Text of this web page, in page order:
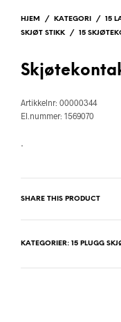
HJEM / KATEGORI / 15
SKJØT STIKK
/ 15
Artikkelnr: 00000344
El.nummer: 1569070
.
SHARE THIS PRODUCT
KATEGORIER: 15 PLUGG